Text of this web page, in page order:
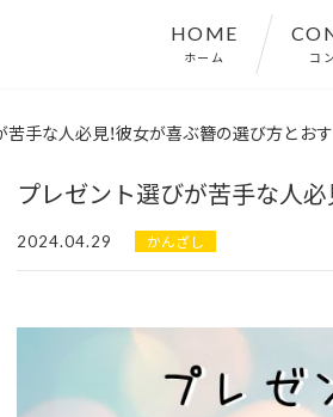
HOME
ホーム コ
苦手な人必見！彼女が喜ぶ簪の選び方とお
プレゼント選びが苦手な人
2024.04.29 かんざし